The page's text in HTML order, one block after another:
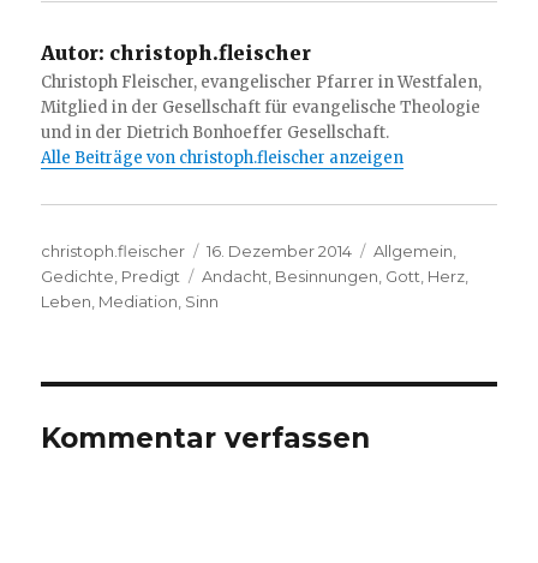
Autor: christoph.fleischer
Christoph Fleischer, evangelischer Pfarrer in Westfalen,
Mitglied in der Gesellschaft für evangelische Theologie
und in der Dietrich Bonhoeffer Gesellschaft.
Alle Beiträge von christoph.fleischer anzeigen
Autor
christoph.fleischer
Veröffentlicht
am
16. Dezember 2014 Kategorien
Allgemein
Gedichte Predigt Schlagwörter
Andacht Besinnungen Gott Herz
Leben Mediation Sinn
Kommentar verfassen